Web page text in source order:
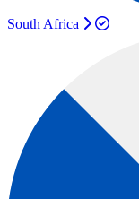
South Africa